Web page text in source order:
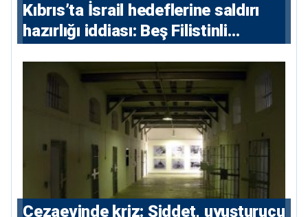
Kıbrıs’ta İsrail hedeflerine saldırı
hazırlığı iddiası: Beş Filistinli
Cezaevinde kriz: Şiddet, uyuşturucu